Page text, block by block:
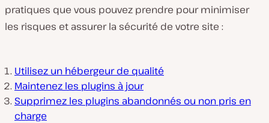
pratiques que vous pouvez prendre pour minimiser
les risques et assurer la sécurité de votre site :
Utilisez un hébergeur de qualité
Maintenez les plugins à jour
Supprimez les plugins abandonnés ou non pris en
charge